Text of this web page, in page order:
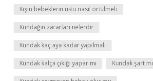
Kışın bebeklerin üstü nasıl örtülmeli
Kundağın zararları nelerdir
Kundak kaç aya kadar yapılmalı
Kundak kalça çıkığı yapar mı Kundak şart mı